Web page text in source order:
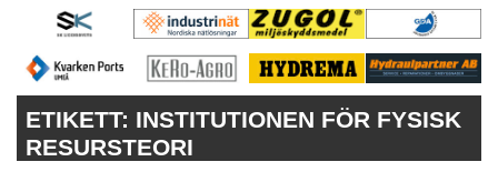
KONTAKT
VÅRA ANDRA MAGASIN
PRENUMERERA
ETIKETT: INSTITUTIONEN FÖR FYSISK
RESURSTEORI